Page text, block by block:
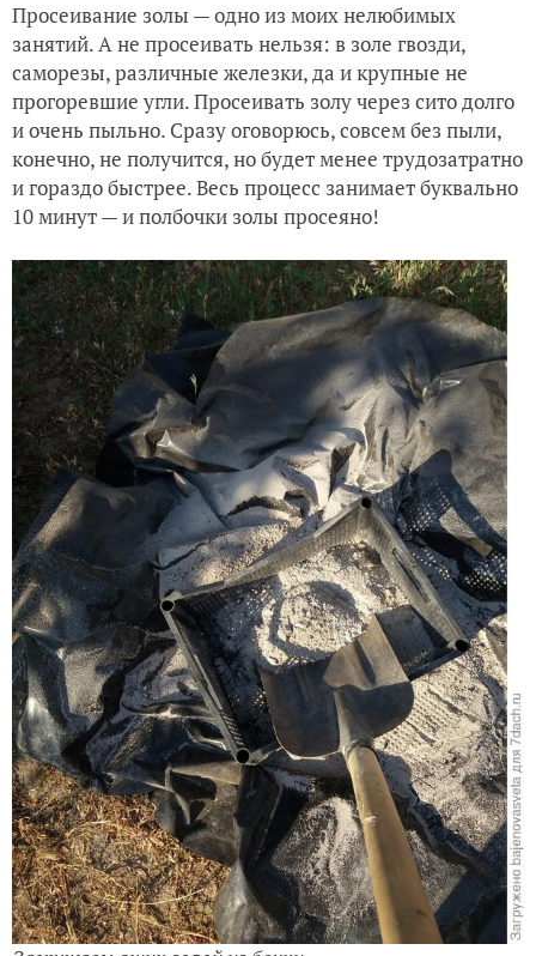
Просеивание золы — одно из моих нелюбимых
занятий. А не просеивать нельзя: в золе гвозди,
саморезы, различные железки, да и крупные не
прогоревшие угли. Просеивать золу через сито долго
и очень пыльно. Сразу оговорюсь, совсем без пыли,
конечно, не получится, но будет менее трудозатратно
и гораздо быстрее. Весь процесс занимает буквально
10 минут — и полбочки золы просеяно!